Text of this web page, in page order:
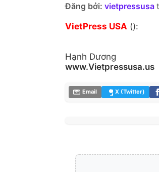
Đăng bởi: vietpressusa
VietPress USA ():
Hạnh Dương
www.Vietpressusa.us
Email X (Twitter)